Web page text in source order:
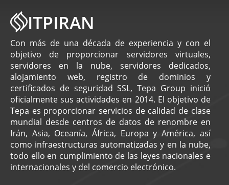
ITPIRAN
Con más de una década de experiencia y con el
objetivo de proporcionar servidores virtuales,
servidores en la nube, servidores dedicados,
alojamiento web, registro de dominios y
certificados de seguridad SSL, Tepa Group inició
oficialmente sus actividades en 2014. El objetivo de
Tepa es proporcionar servicios de calidad de clase
mundial desde centros de datos de renombre en
Irán, Asia, Oceanía, África, Europa y América, así
como infraestructuras automatizadas y en la nube,
todo ello en cumplimiento de las leyes nacionales e
internacionales y del comercio electrónico.